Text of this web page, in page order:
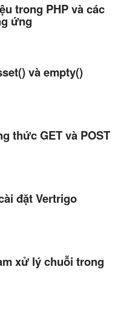
trong PHP và các
ứng
và empty()
thức GET và POST
đặt Vertrigo
xử lý chuỗi trong